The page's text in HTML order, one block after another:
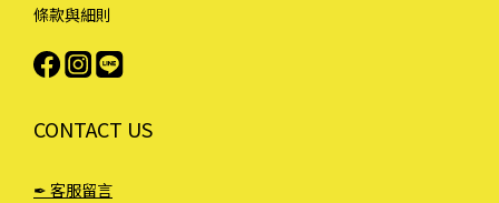
條款與細則
CONTACT US
✒ 客服留言